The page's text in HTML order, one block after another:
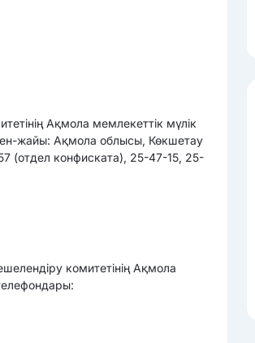
Ақмола мемлекеттік мүлік
жайы: Ақмола облысы, Көкшетау
(отдел конфиската), 25-47-15, 25-
комитетінің Ақмола